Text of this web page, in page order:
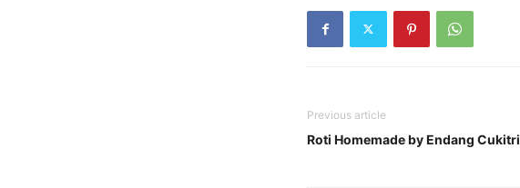
Previous article
Roti Homemade by Endang Cukitri